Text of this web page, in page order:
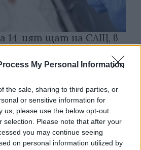
My Personal Information
the sale, sharing to third parties, or
or sensitive information for
us, please use the below opt-out
selection. Please note that after your
you may continue seeing
on personal information utilized by
14-ият щат на САЩ, в
евтаназията